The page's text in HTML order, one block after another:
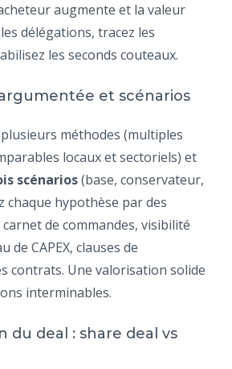
augmente et la valeur
délégations, tracez les
les seconds couteaux.
et scénarios
méthodes (multiples
locaux et sectoriels) et
scénarios(base, conservateur,
chaque hypothèse par des
de commandes, visibilité
de CAPEX, clauses de
contrats. Une valorisation solide
interminables.
du deal : share deal vs